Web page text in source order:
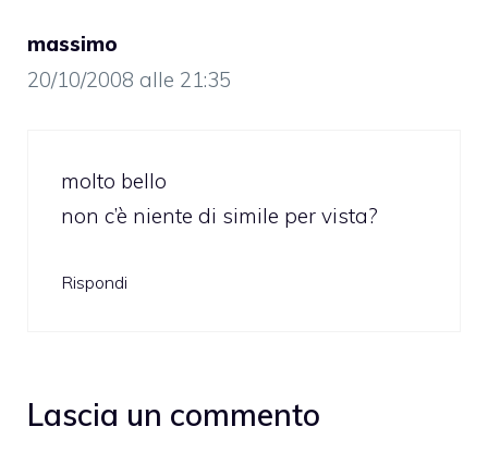
massimo
20/10/2008 alle 21:35
molto bello
non c’è niente di simile per vista?
Rispondi
Lascia un commento